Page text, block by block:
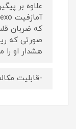
علاوه بر
که ضربان
صورتی که
هشدار او را
-قابلیت